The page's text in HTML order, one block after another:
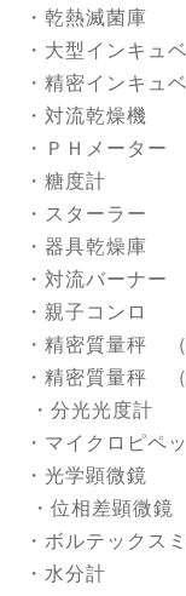
・乾熱滅菌庫
・大型インキュ
・精密インキュ
・対流乾燥機
・ＰＨメーター
・糖度計
・スターラー
・器具乾燥庫
・対流バーナー
・親子コンロ
・精密質量秤
・精密質量秤
・分光光度計
・マイクロピペ
・光学顕微鏡
・位相差顕微鏡
・ボルテックス
・水分計